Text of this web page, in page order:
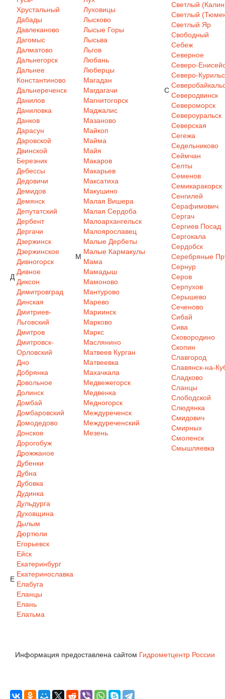
Хрустальный
Д
Дабады
Давлеканово
Дагомыс
Далматово
Дальнегорск
Дальнее
Константиново
Дальнереченск
Данилов
Даниловка
Данков
Дарасун
Даровской
Двинской
Березник
Дебессы
Дедовичи
Демидов
Демянск
Депутатский
Дербент
Дергачи
Дзержинск
Дзержинское
Дивногорск
Дивное
Диксон
Димитровград
Динская
Дмитриев-
Льговский
Дмитров
Дмитровск-
Орловский
Дно
Добрянка
Довольное
Долинск
Домбай
Домбаровский
Домодедово
Донское
Дорогобуж
Дрожжаное
Дубенки
Дубна
Дубовка
Дудинка
Дульдурга
Духовщина
Дылым
Дюртюли
Е
Егорьевск
Ейск
Екатеринбург
Екатеринославка
Елабуга
Еланцы
Елань
Елатьма
Луховицы
Лысково
Лысые Горы
Лысьва
Льгов
Любань
Люберцы
М
Магадан
Магдагачи
Магнитогорск
Маджалис
Мазаново
Майкоп
Майма
Майя
Макаров
Макарьев
Максатиха
Макушино
Малая Вишера
Малая Сердоба
Малоархангельск
Малоярославец
Малые Дербеты
Малые Кармакулы
Мама
Мамадыш
Мамоново
Мантурово
Марево
Мариинск
Марково
Маркс
Маслянино
Матвеев Курган
Матвеевка
Махачкала
Медвежегорск
Медвенка
Медногорск
Междуреченск
Междуреченский
Мезень
С
Светлый
Светлый
Светлый Яр
Свободный
Себеж
Северное
Северо-
Северо-
Северодвинск
Североморск
Североуральск
Северская
Сегежа
Седельниково
Сеймчан
Селты
Семенов
Семикаракорск
Сенгилей
Серафимович
Сергач
Сергиев Посад
Сергокала
Сердобск
Серебряные
Сернур
Серов
Серпухов
Серышево
Сеченово
Сибай
Сива
Сковородино
Скопин
Славгород
Славянск-на-
Сладково
Сланцы
Слободской
Слюдянка
Смидович
Смирных
Смоленск
Смышляевка
Информация предоставлена сайтом Гидрометцентр России